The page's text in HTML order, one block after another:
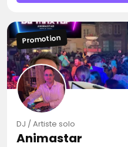
Promotion
DJ / Artiste solo
Animastar